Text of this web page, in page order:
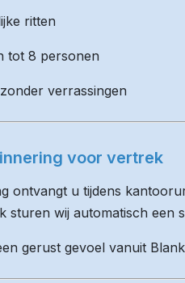
ritten
tot 8 personen
verrassingen
voor vertrek
ontvangt u tijdens
sturen wij automatisch een
gerust gevoel vanuit